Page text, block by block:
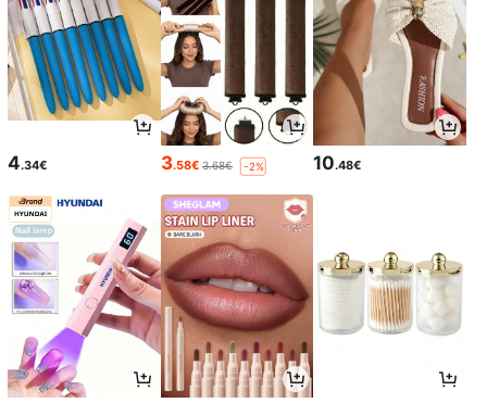
4.34€ 3.58€ 3.68€ -2% 10.48€